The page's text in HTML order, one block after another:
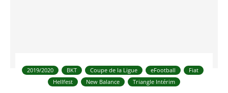
2019/2020 BKT Coupe de la Ligue eFootball
Fiat
Hellfest
New Balance Triangle Intérim